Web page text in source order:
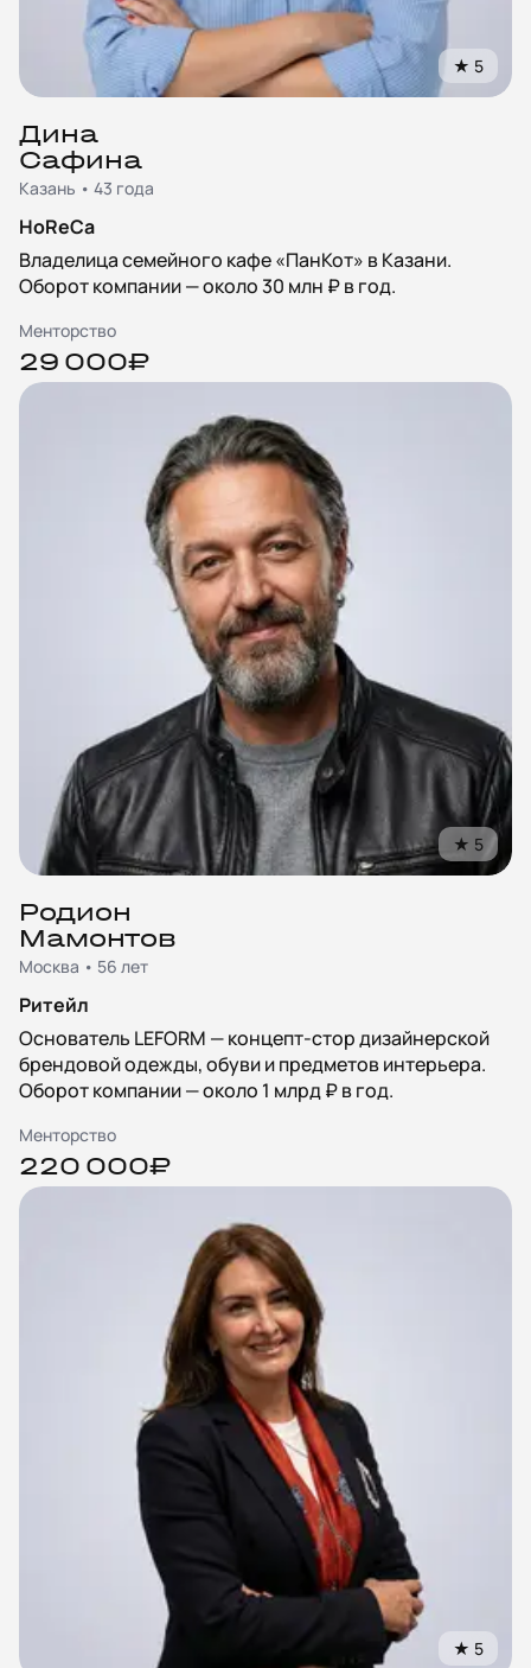
★ 5
Дина
Сафина
Казань • 43 года
HoReCa
Владелица семейного кафе «ПанКот» в Казани.
Оборот компании — около 30 млн ₽ в год.
Менторство
29 000₽
★ 5
Родион
Мамонтов
Москва • 56 лет
Ритейл
Основатель LEFORM — концепт-стор дизайнерской
брендовой одежды, обуви и предметов интерьера.
Оборот компании — около 1 млрд ₽ в год.
Менторство
220 000₽
★ 5